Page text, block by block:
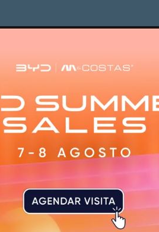
têm o primeiro